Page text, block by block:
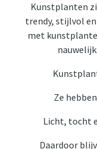
Kunstplanten
trendy, stijlvol
met
Ze
Licht, tocht
Daardoor